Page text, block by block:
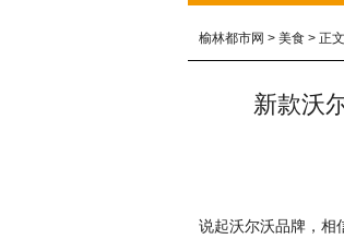
榆林都市网 > 美食 > 正文
新款沃
说起沃尔沃品牌，相